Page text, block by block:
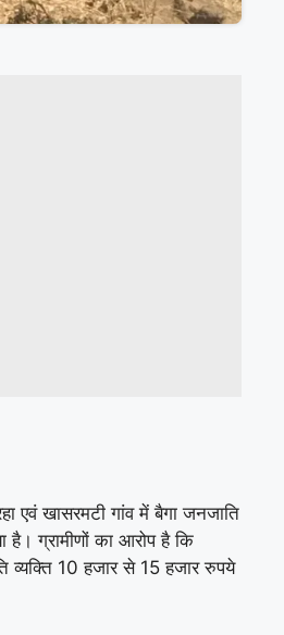
एवं खासरमटी गांव में बैगा जनजाति
ग्रामीणों का आरोप है कि
व्यक्ति 10 हजार से 15 हजार रुपये